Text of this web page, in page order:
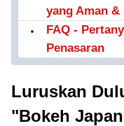
yang Aman
FAQ -
Penasaran
Luruskan
"Bokeh